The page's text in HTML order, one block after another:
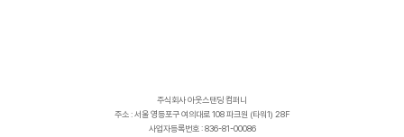
주식회사 아웃스탠딩 컴퍼니
주소 : 서울 영등포구 여의대로 108 파크원 (타워1) 28F
사업자등록번호 : 836-81-00086